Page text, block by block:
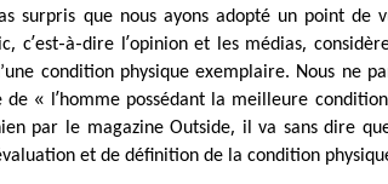
surpris que nous ayons adopté un point de
,c’est-à-dire l ’opinion et les médias,
condition physique exemplaire. Nous ne
de « ’homme possédant la meilleure
par le magazine Outside, il va sans dire
et de définition de la condition